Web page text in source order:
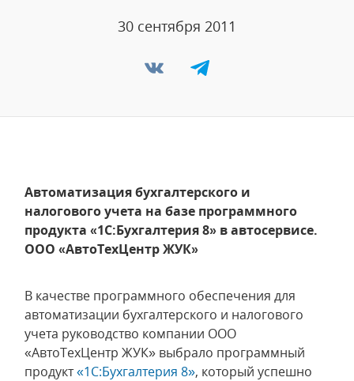
30 сентября 2011
Автоматизация бухгалтерского и
налогового учета на базе программного
продукта «1С:Бухгалтерия 8» в автосервисе.
ООО «АвтоТехЦентр ЖУК»
В качестве программного обеспечения для
автоматизации бухгалтерского и налогового
учета руководство компании ООО
«АвтоТехЦентр ЖУК» выбрало программный
продукт«1С:Бухгалтерия 8», который успешно